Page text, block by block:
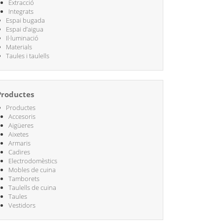
Extracció
Integrats
Espai bugada
Espai d’aigua
Il·luminació
Materials
Taules i taulells
Productes
Accesoris
Aigüeres
Aixetes
Armaris
Cadires
Electrodomèstics
Mobles de cuina
Tamborets
Taulells de cuina
Taules
Vestidors